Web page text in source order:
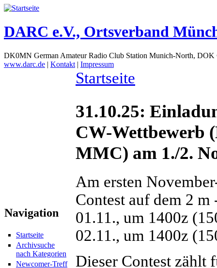
DARC e.V., Ortsverband
DK0MN German Amateur Radio Club Station Munich-North,
www.darc.de | Kontakt | Impressum
Navigation
Startseite
Archivsuche
nach Kategorien
Newcomer-Treff
Startseite
31.10.25:
CW-Wettbewerb
MMC) am 1./2.
Am ersten
Contest auf dem 2 m
01.11., um 1400z
02.11., um 1400z
Dieser Contest zählt